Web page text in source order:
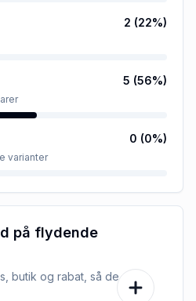
2 (22%)
5 (56%)
varianter
0 (0%)
på flydende
butik og rabat, så de er